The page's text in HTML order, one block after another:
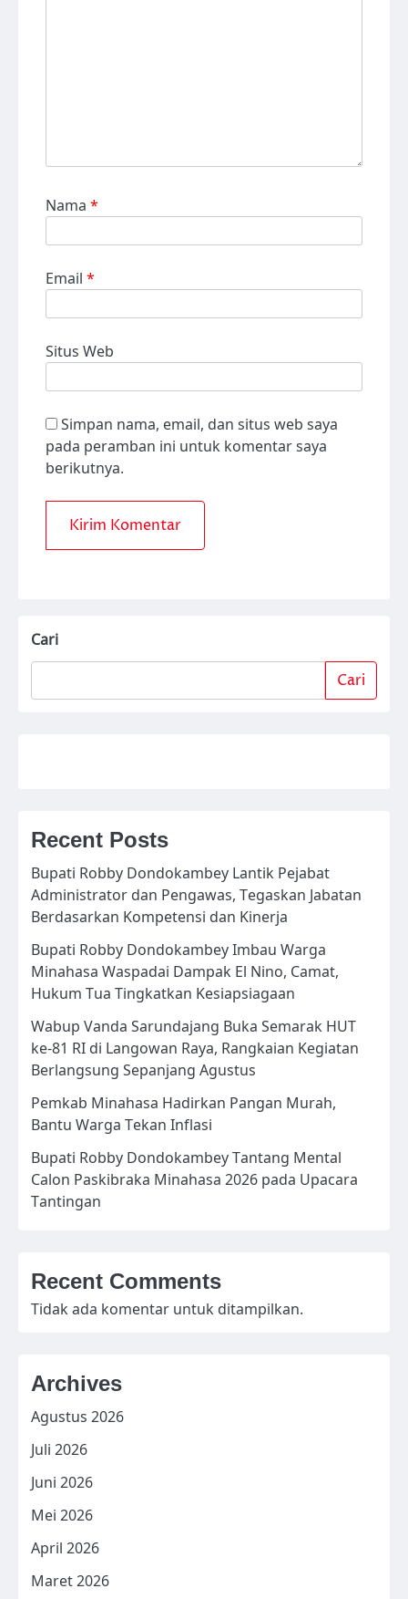
Nama *
Email *
Situs Web
Simpan nama, email, dan situs web saya
pada peramban ini untuk komentar saya
berikutnya.
Cari
Cari
Recent Posts
Bupati Robby Dondokambey Lantik Pejabat
Administrator dan Pengawas, Tegaskan Jabatan
Berdasarkan Kompetensi dan Kinerja
Bupati Robby Dondokambey Imbau Warga
Minahasa Waspadai Dampak El Nino, Camat,
Hukum Tua Tingkatkan Kesiapsiagaan
Wabup Vanda Sarundajang Buka Semarak HUT
ke-81 RI di Langowan Raya, Rangkaian Kegiatan
Berlangsung Sepanjang Agustus
Pemkab Minahasa Hadirkan Pangan Murah,
Bantu Warga Tekan Inflasi
Bupati Robby Dondokambey Tantang Mental
Calon Paskibraka Minahasa 2026 pada Upacara
Tantingan
Recent Comments
Tidak ada komentar untuk ditampilkan.
Archives
Agustus 2026
Juli 2026
Juni 2026
Mei 2026
April 2026
Maret 2026